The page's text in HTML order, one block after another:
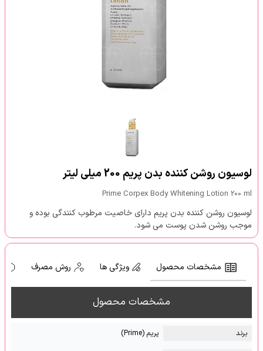
لوسیون روشن کننده بدن پریم 200 میلی لیتر
Prime Corpex Body Whitening Lotion 200 ml
لوسیون روشن کننده بدن پریم دارای خاصیت مرطوب کنندگی بوده و
موجب روشن شدن پوست می شود.
مشخصات محصول ویژگی ها روش مصرف
مشخصات محصول
برند پریم (Prime)